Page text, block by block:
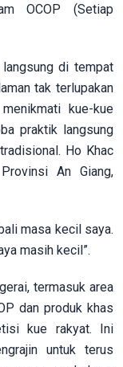
OCOP (Setiap
di tempat
tak terlupakan
kue-kue
praktik langsung
Ho Khac
An Giang,
masa kecil saya.
masih kecil”.
termasuk area
dan produk khas
kue rakyat. Ini
untuk terus